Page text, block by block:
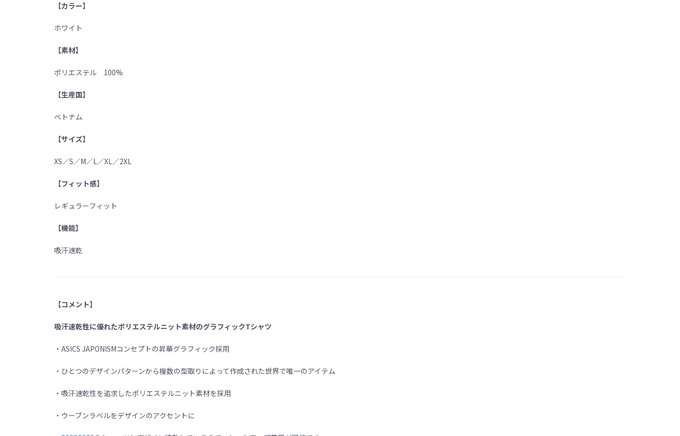
【カラー】
ホワイト
【素材】
ポリエステル 100%
【生産国】
ベトナム
【サイズ】
XS／S／M／L／XL／2XL
【フィット感】
レギュラーフィット
【機能】
吸汗速乾
【コメント】
吸汗速乾性に優れたポリエステルニット素材のグラフィックTシャツ
・ASICS JAPONISMコンセプトの昇華グラフィック採用
・ひとつのデザインパターンから複数の型取りによって作成された世界で唯一のアイテム
・吸汗速乾性を追求したポリエステルニット素材を採用
・ウーブンラベルをデザインのアクセントに